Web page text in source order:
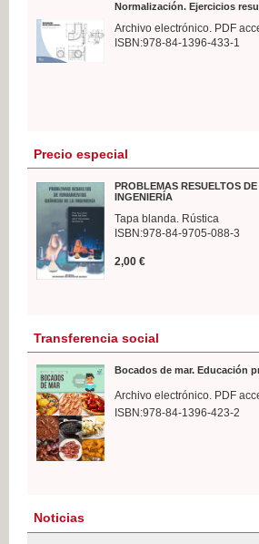
Normalización. Ejercicios
Archivo electrónico. PDF
ISBN:978-84-1396-433-1
Precio especial
PROBLEMAS RESUELTOS
INGENIERÍA
Tapa blanda. Rústica
ISBN:978-84-9705-088-3
2,00 €
Transferencia social
Bocados de mar. Educación
Archivo electrónico. PDF
ISBN:978-84-1396-423-2
Noticias